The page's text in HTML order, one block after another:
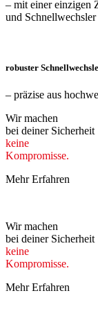
– mit einer einzigen
und
robuster
– präzise aus
Wir machen
bei deiner Sicherheit
keine
Kompromisse.
Mehr Erfahren
Wir machen
bei deiner Sicherheit
keine
Kompromisse.
Mehr Erfahren